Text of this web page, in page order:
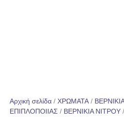
Αρχική σελίδα / ΧΡΩΜΑΤΑ / ΒΕΡΝΙΚΙΑ
ΕΠΙΠΛΟΠΟΙΙΑΣ / ΒΕΡΝΙΚΙΑ ΝΙΤΡΟΥ